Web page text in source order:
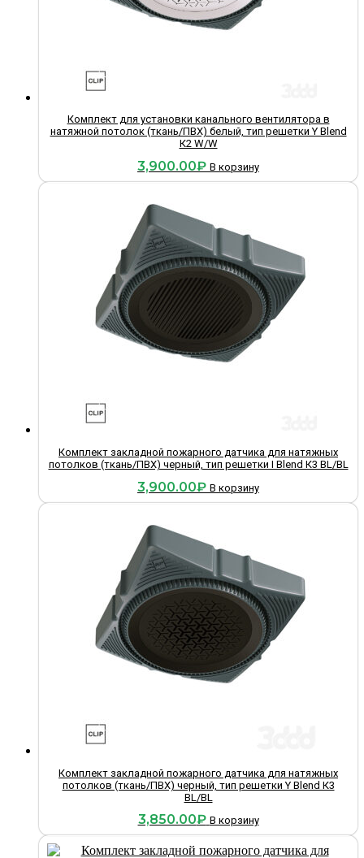
Комплект для установки канального вентилятора в
натяжной потолок (ткань/ПВХ) белый, тип решетки Y Blend
К2 W/W
3,900.00₽ В корзину
Комплект закладной пожарного датчика для натяжных
потолков (ткань/ПВХ) черный, тип решетки I Blend К3 BL/BL
3,900.00₽ В корзину
Комплект закладной пожарного датчика для натяжных
потолков (ткань/ПВХ) черный, тип решетки Y Blend К3
BL/BL
3,850.00₽ В корзину